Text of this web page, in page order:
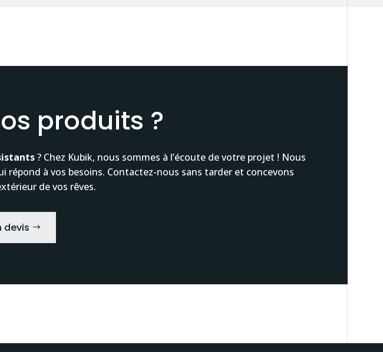
produits ?
? Chez Kubik, nous sommes à l’écoute de votre projet ! Nous
répond à vos besoins. Contactez-nous sans tarder et concevons
de vos rêves.
devis